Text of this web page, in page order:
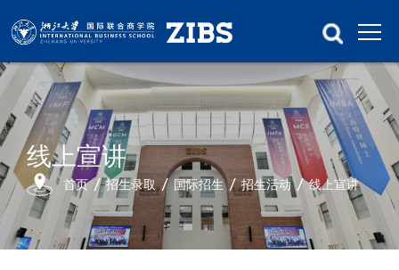
线上宣讲
首页 招生录取 国际招生 招生活动 线上宣讲